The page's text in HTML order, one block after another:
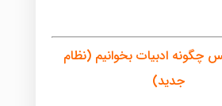
چگونه ادبیات بخوانیم (نظام
جدید)